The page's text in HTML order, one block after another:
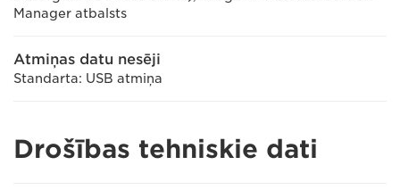
Manager atbalsts
Atmiņas datu nesēji
Standarta: USB atmiņa
Drošības tehniskie dati